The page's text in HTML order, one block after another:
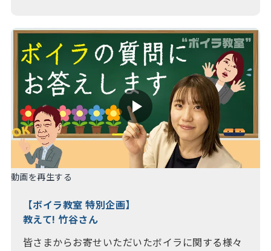
動画を再生する
【ボイラ教室 特別企画】
教えて! 竹谷さん
皆さまからお寄せいただいたボイラに関する様々